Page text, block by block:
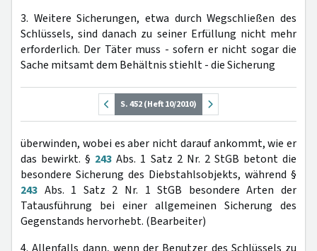
3. Weitere Sicherungen, etwa durch Wegschließen des
Schlüssels, sind danach zu seiner Erfüllung nicht mehr
erforderlich. Der Täter muss - sofern er nicht sogar die
Sache mitsamt dem Behältnis stiehlt - die Sicherung
S. 452 (Heft 10/2010)
überwinden, wobei es aber nicht darauf ankommt, wie er
das bewirkt. § 243 Abs. 1 Satz 2 Nr. 2 StGB betont die
besondere Sicherung des Diebstahlsobjekts, während §
243 Abs. 1 Satz 2 Nr. 1 StGB besondere Arten der
Tatausführung bei einer allgemeinen Sicherung des
Gegenstands hervorhebt. (Bearbeiter)